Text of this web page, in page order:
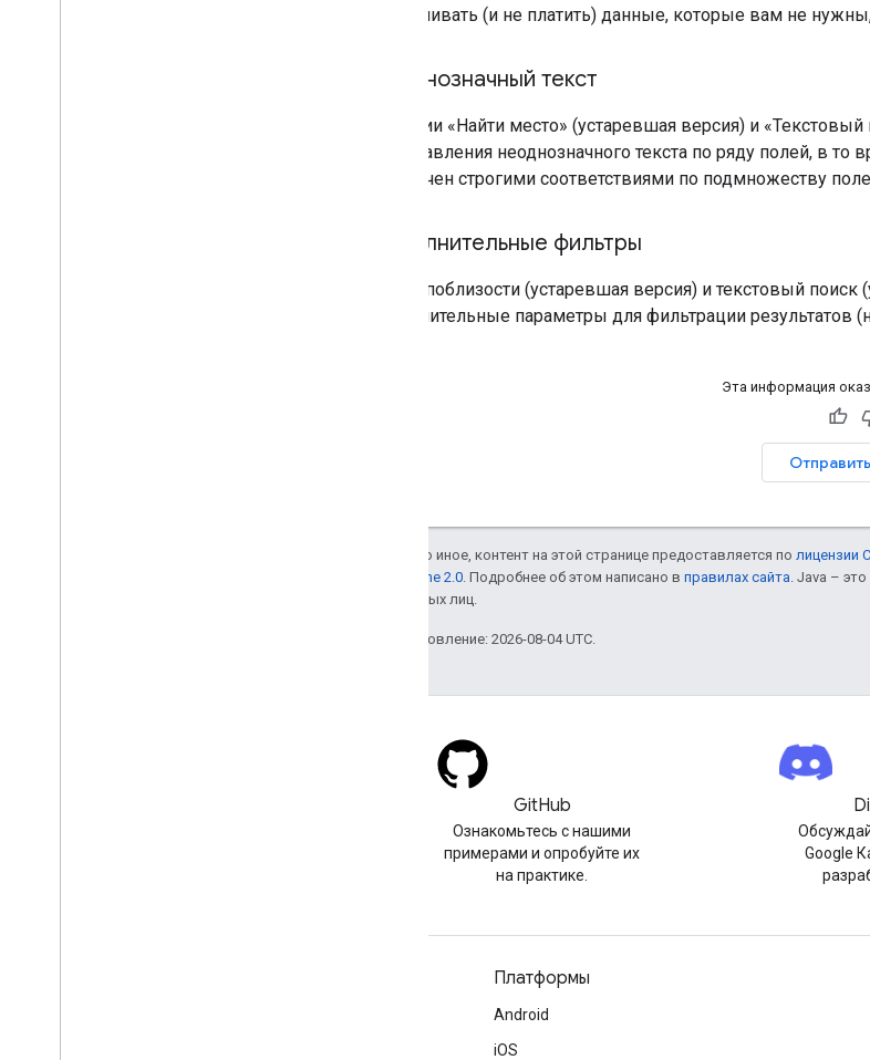
запрашивать (и не платить) данные, которые вам не
Неоднозначный текст
Функции «Найти место» (устаревшая версия) и
сопоставления неоднозначного текста по ряду полей, в
ограничен строгими соответствиями по подмножеству
Дополнительные фильтры
Поиск поблизости (устаревшая версия) и текстовый
дополнительные параметры для фильтрации результатов
Эта информация
Если не указано иное, контент на этой странице предоставляется по лицензии
лицензии Apache 2.0 . Подробнее об этом написано в правилах сайта . Java –
аффилированных лиц.
Последнее обновление: 2026-08-04 UTC.
GitHub
Ознакомьтесь с нашими
примерами и опробуйте их
на практике.
Google
Платформы
Android
iOS